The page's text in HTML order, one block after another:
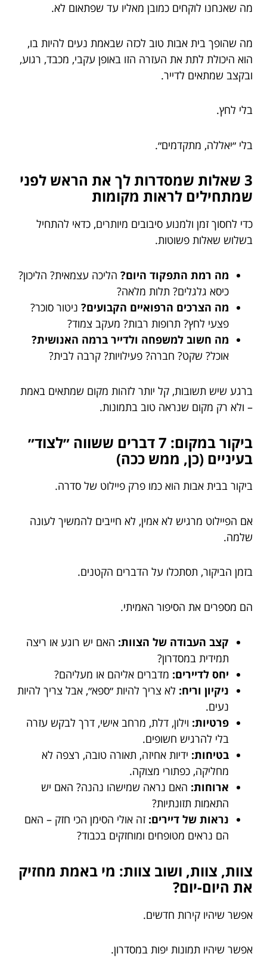
מה שאנחנו לוקחים כמובן מאליו עד שפתאום לא.
מה שהופך בית אבות טוב לכזה שבאמת נעים להיות בו,
הוא היכולת לתת את העזרה הזו באופן עקבי, מכבד, רגוע,
ובקצב שמתאים לדייר.
בלי לחץ.
בלי ״יאללה, מתקדמים״.
3 שאלות שמסדרות לך את הראש לפני
שמתחילים לראות מקומות
כדי לחסוך זמן ולמנוע סיבובים מיותרים, כדאי להתחיל
בשלוש שאלות פשוטות.
מה רמת התפקוד היום? הליכה עצמאית? הליכון?
כיסא גלגלים? תלות מלאה?
מה הצרכים הרפואיים הקבועים? ניטור סוכר?
פצעי לחץ? תרופות רבות? מעקב צמוד?
מה חשוב למשפחה ולדייר ברמה האנושית?
אוכל? שקט? חברה? פעילויות? קרבה לבית?
ברגע שיש תשובות, קל יותר לזהות מקום שמתאים באמת
– ולא רק מקום שנראה טוב בתמונות.
ביקור במקום: 7 דברים ששווה ״לצוד״
בעיניים (כן, ממש ככה)
ביקור בבית אבות הוא כמו פרק פיילוט של סדרה.
אם הפיילוט מרגיש לא אמין, לא חייבים להמשיך לעונה
שלמה.
בזמן הביקור, תסתכלו על הדברים הקטנים.
הם מספרים את הסיפור האמיתי.
קצב העבודה של הצוות: האם יש רוגע או ריצה
תמידית במסדרון?
יחס לדיירים: מדברים אליהם או מעליהם?
ניקיון וריח: לא צריך להיות ״ספא״, אבל צריך להיות
נעים.
פרטיות: וילון, דלת, מרחב אישי, דרך לבקש עזרה
בלי להרגיש חשופים.
בטיחות: ידיות אחיזה, תאורה טובה, רצפה לא
מחליקה, כפתורי מצוקה.
ארוחות: האם נראה שמישהו נהנה? האם יש
התאמות תזונתיות?
נראות של דיירים: זה אולי הסימן הכי חזק – האם
הם נראים מטופחים ומוחזקים בכבוד?
צוות, צוות, ושוב צוות: מי באמת מחזיק
את היום-יום?
אפשר שיהיו קירות חדשים.
אפשר שיהיו תמונות יפות במסדרון.